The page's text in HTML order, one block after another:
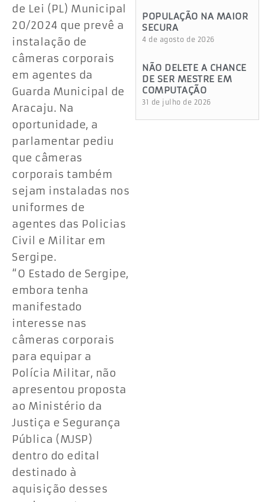
de Lei (PL) Municipal
20/2024 que prevê a
instalação de
câmeras corporais
em agentes da
Guarda Municipal de
Aracaju. Na
oportunidade, a
parlamentar pediu
que câmeras
corporais também
sejam instaladas nos
uniformes de
agentes das Policias
Civil e Militar em
Sergipe.
“O Estado de Sergipe,
embora tenha
manifestado
interesse nas
câmeras corporais
para equipar a
Polícia Militar, não
apresentou proposta
ao Ministério da
Justiça e Segurança
Pública (MJSP)
dentro do edital
destinado à
aquisição desses
POPULAÇÃO NA MAIOR
SECURA
4 de agosto de 2026
NÃO DELETE A CHANCE
DE SER MESTRE EM
COMPUTAÇÃO
31 de julho de 2026